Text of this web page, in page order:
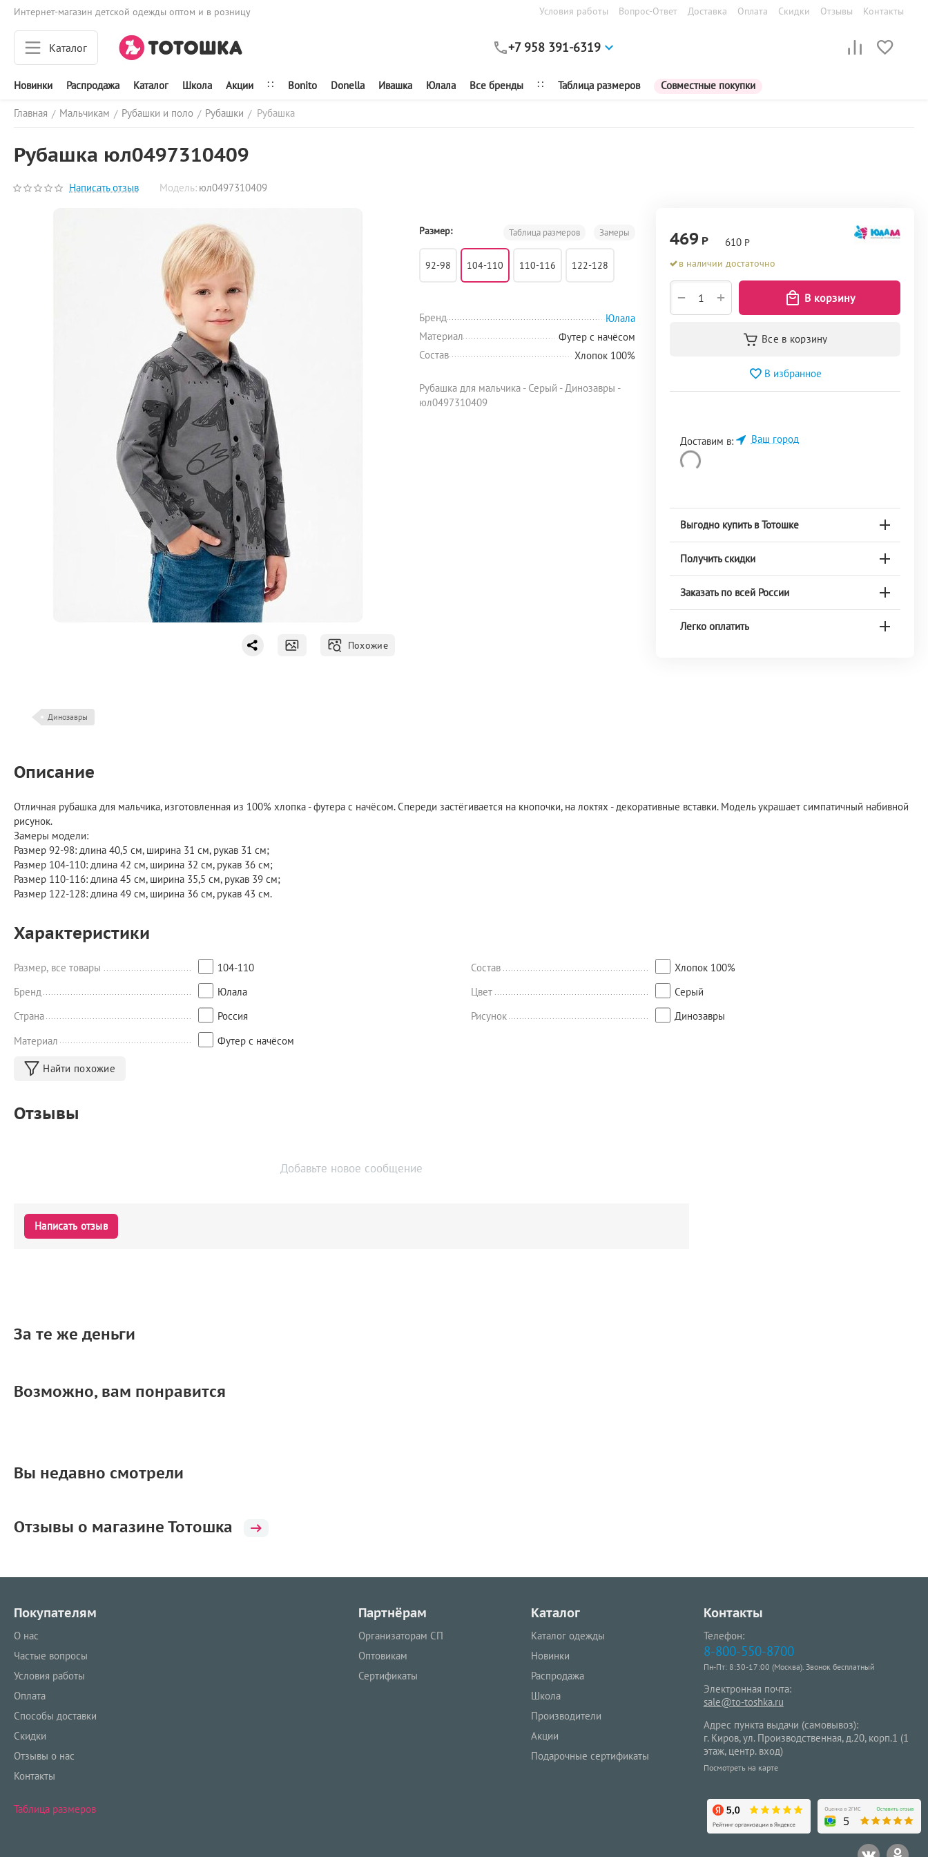
Интернет-магазин детской одежды оптом и в розницу Условия работы Вопрос-Ответ Доставка Оплата Скидки Отзывы Контакты
Каталог +7 958 391-6319
Новинки Распродажа Каталог Школа Акции ∷ Bonito Donella Ивашка Юлала Все бренды ∷ Таблица размеров Совместные покупки
Главная / Мальчикам / Рубашки и поло / Рубашки / Рубашка
Рубашка юл0497310409
Написать отзыв Модель: юл0497310409
Похожие
Размер: Замеры
Таблица размеров
92-98 104-110 110-116 122-128
Бренд
Юлала
Материал
Футер с начёсом
Состав
Хлопок 100%
Рубашка для мальчика - Серый - Динозавры -
юл0497310409
469 Р 610 Р
в наличии достаточно
+
−
В избранное
Доставим в: Ваш город
Выгодно купить в Тотошке
Получить скидки
Заказать по всей России
Легко оплатить
Динозавры
Описание
Отличная рубашка для мальчика, изготовленная из 100% хлопка - футера с начёсом. Спереди застёгивается на кнопочки, на локтях - декоративные вставки. Модель украшает симпатичный набивной
рисунок.
Замеры модели:
Размер 92-98: длина 40,5 см, ширина 31 см, рукав 31 см;
Размер 104-110: длина 42 см, ширина 32 см, рукав 36 см;
Размер 110-116: длина 45 см, ширина 35,5 см, рукав 39 см;
Размер 122-128: длина 49 см, ширина 36 см, рукав 43 см.
Характеристики
Размер, все товары
104-110
Бренд
Юлала
Страна
Россия
Материал
Футер с начёсом
Состав
Хлопок 100%
Цвет
Серый
Рисунок
Динозавры
Найти похожие
Отзывы
Добавьте новое сообщение
Написать отзыв
За те же деньги
Возможно, вам понравится
Вы недавно смотрели
Отзывы о магазине Тотошка
Покупателям
О нас
Частые вопросы
Условия работы
Оплата
Способы доставки
Скидки
Отзывы о нас
Контакты
Таблица размеров
Партнёрам
Организаторам СП
Оптовикам
Сертификаты
Каталог
Каталог одежды
Новинки
Распродажа
Школа
Производители
Акции
Подарочные сертификаты
Контакты
Телефон:
8-800-550-8700
Пн-Пт: 8:30-17:00 (Москва). Звонок бесплатный
Электронная почта:
sale@to-toshka.ru
Адрес пункта выдачи (самовывоз):
г. Киров, ул. Производственная, д.20, корп.1 (1
этаж, центр. вход)
Посмотреть на карте